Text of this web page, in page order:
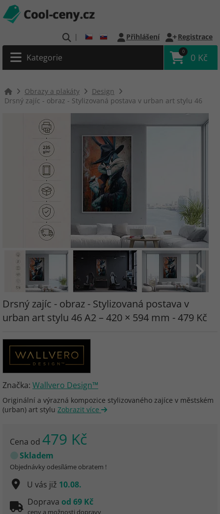
| Přihlášení Registrace
Kategorie
0
0 Kč
Obrazy a plakáty
Design
Drsný zajíc - obraz - Stylizovaná postava v urban art stylu 46
Drsný zajíc - obraz - Stylizovaná postava v
urban art stylu 46 A2 – 420 × 594 mm - 479 Kč
Značka: Wallvero Design™
Originální a výrazná kompozice stylizovaného zajíce v městském
(urban) art stylu Zobrazit více
Cena od 479 Kč
Skladem
Objednávky odesíláme obratem !
U vás již 10.08.
Doprava od 69 Kč
ceny a možnosti dopravy